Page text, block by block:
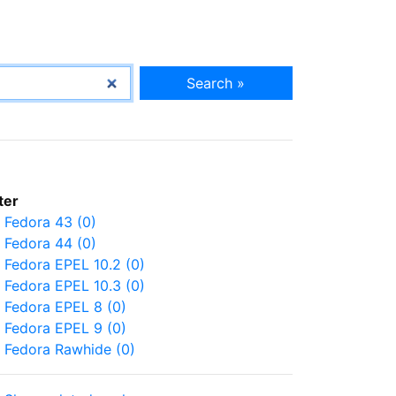
Search »
Fedora 43 (0)
Fedora 44 (0)
Fedora EPEL 10.2 (0)
Fedora EPEL 10.3 (0)
Fedora EPEL 8 (0)
Fedora EPEL 9 (0)
Fedora Rawhide (0)